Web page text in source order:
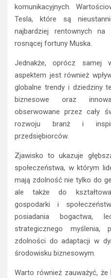
komunikacyjnych.
Tesla, które są
najbardziej rentownych
rosnącej fortuny Muska.
Jednakże, oprócz samej
aspektem jest również
globalne trendy i dziedziny
biznesowe oraz
obserwowane przez cały
rozwoju branż i
przedsiębiorców.
Zjawisko to ukazuje
społeczeństwa, w którym
mają zdolność nie tylko do
ale także do
gospodarki i
posiadania bogactwa,
strategicznego myślenia,
zdolności do adaptacji w
środowisku biznesowym.
Warto również zauważyć,